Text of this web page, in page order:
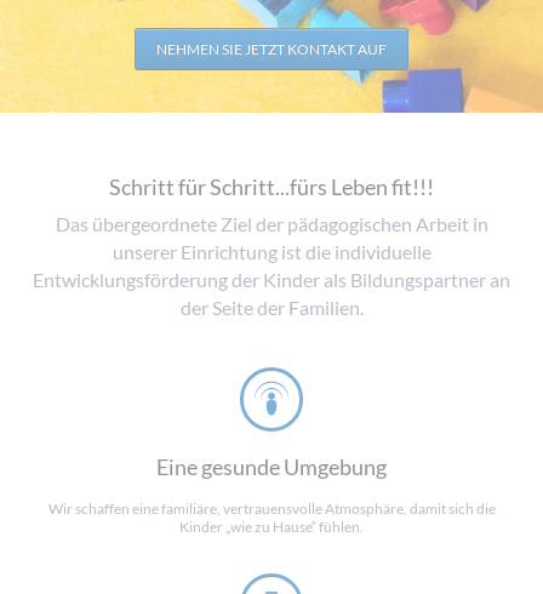
NEHMEN SIE JETZT KONTAKT AUF
Schritt für Schritt...fürs Leben fit!!!
Das übergeordnete Ziel der pädagogischen Arbeit in
unserer Einrichtung ist die individuelle
Entwicklungsförderung der Kinder als Bildungspartner an
der Seite der Familien.
Eine gesunde Umgebung
Wir schaffen eine familiäre, vertrauensvolle Atmosphäre, damit sich die
Kinder „wie zu Hause“ fühlen.